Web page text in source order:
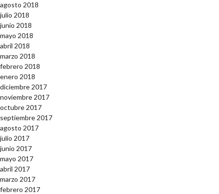
agosto 2018
julio 2018
junio 2018
mayo 2018
abril 2018
marzo 2018
febrero 2018
enero 2018
diciembre 2017
noviembre 2017
octubre 2017
septiembre 2017
agosto 2017
julio 2017
junio 2017
mayo 2017
abril 2017
marzo 2017
febrero 2017